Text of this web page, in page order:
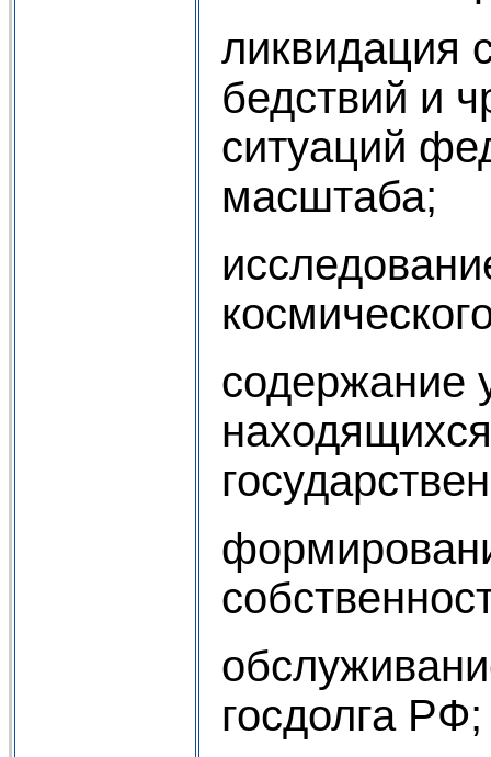
ликвидация
бедствий и
ситуаций
масштаба;
содержание
госдолга РФ;